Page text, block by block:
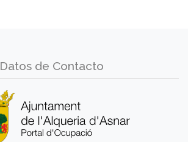
Datos de Contacto